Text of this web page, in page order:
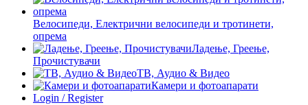
Велосипеди, Електрични велосипеди и тротинети,
опрема
Ладење, Греење,
Прочистувачи
ТВ, Аудио & Видео
Камери и фотоапарати
Login / Register